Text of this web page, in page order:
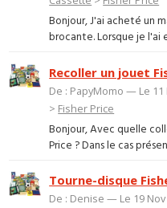
Bonjour, J'ai acheté un
brocante. Lorsque je l'ai
Recoller un jouet
De : PapyMomo — Le
> Fisher Price
Bonjour, Avec quelle
Price ? Dans le cas
Tourne-disque
De : Denise — Le 19